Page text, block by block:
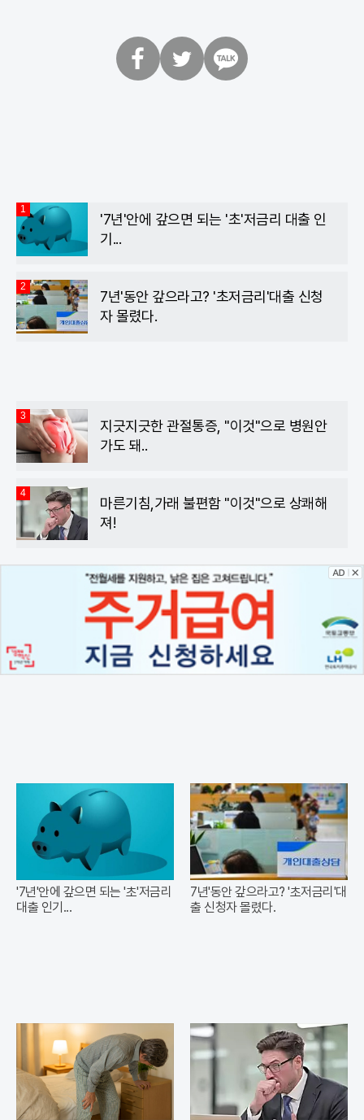
1
'7년'안에 갚으면 되는 '초'저금리 대출 인
기...
2
7년'동안 갚으라고? '초저금리'대출 신청
자 몰렸다.
3
지긋지긋한 관절통증, "이것"으로 병원안
가도 돼..
4
마른기침,가래 불편함 "이것"으로 상쾌해
져!
'7년'안에 갚으면 되는 '초'저금리
대출 인기...
7년'동안 갚으라고? '초저금리'대
출 신청자 몰렸다.